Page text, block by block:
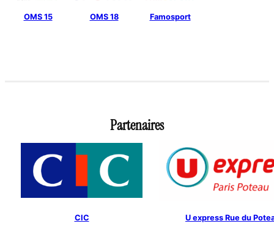
OMS 15 OMS 18 Famosport
Partenaires
CIC U express Rue du